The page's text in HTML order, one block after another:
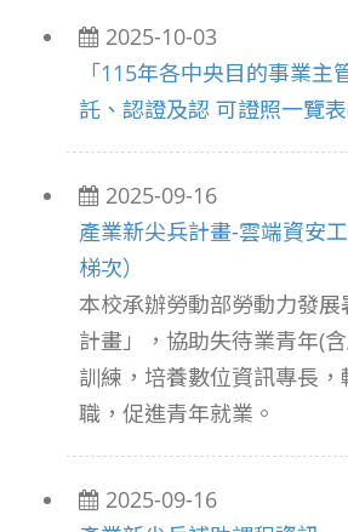
2025-10-03
「115年各中央目的事業主
託、認證及認 可證照一覽表
2025-09-16
產業新尖兵計畫-雲端資安
梯次）
本校承辦勞動部勞動力發
計畫」，協助失待業青年(
訓練，培養數位資訊專長
職，促進青年就業。
2025-09-16